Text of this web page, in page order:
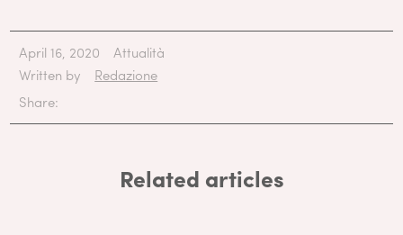
April 16, 2020
Attualità
Written by
Redazione
Share:
Related articles